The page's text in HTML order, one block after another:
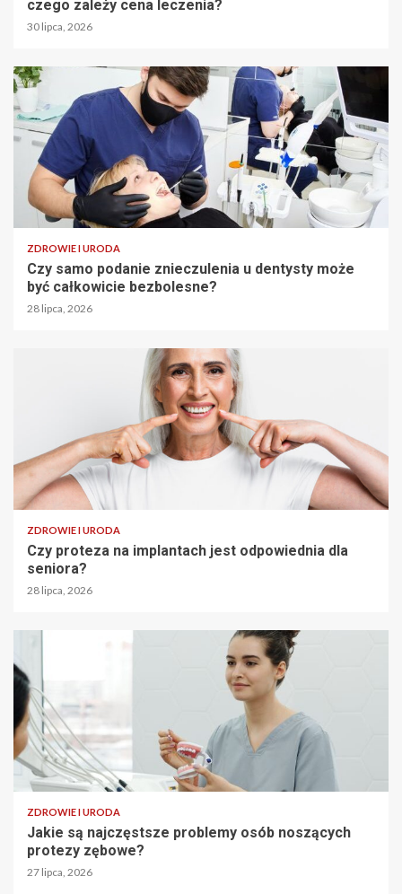
czego zależy cena leczenia?
30 lipca, 2026
ZDROWIE I URODA
Czy samo podanie znieczulenia u dentysty może
być całkowicie bezbolesne?
28 lipca, 2026
ZDROWIE I URODA
Czy proteza na implantach jest odpowiednia dla
seniora?
28 lipca, 2026
ZDROWIE I URODA
Jakie są najczęstsze problemy osób noszących
protezy zębowe?
27 lipca, 2026